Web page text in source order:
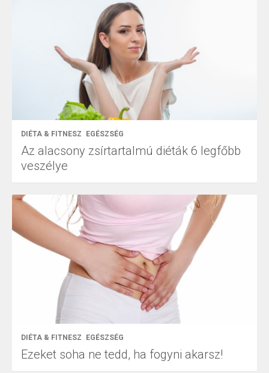
DIÉTA & FITNESZ EGÉSZSÉG
Az alacsony zsírtartalmú diéták 6 legfőbb
veszélye
DIÉTA & FITNESZ EGÉSZSÉG
Ezeket soha ne tedd, ha fogyni akarsz!